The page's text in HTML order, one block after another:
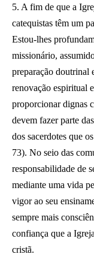
5. A fim de que a
catequistas têm um
Estou-lhes
missionário,
preparação doutrinal
renovação espiritual
proporcionar dignas
devem fazer parte
dos sacerdotes que
73). No seio das
responsabilidade de
mediante uma vida
vigor ao seu
sempre mais
confiança que a
cristã.